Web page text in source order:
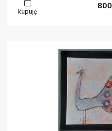
kupuję
800